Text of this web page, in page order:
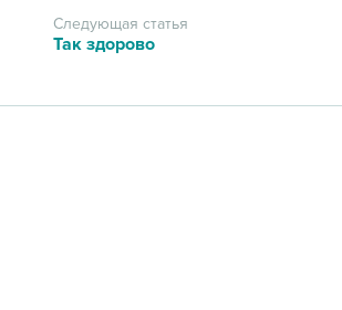
Следующая статья
Так здорово